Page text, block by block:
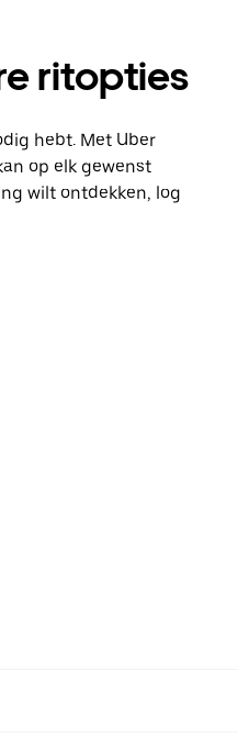
ritopties
hebt. Met Uber
op elk gewenst
wilt ontdekken, log